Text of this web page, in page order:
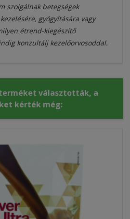
szolgálnak betegségek
gyógyítására vagy
étrend-kiegészítő
konzultálj kezelőorvosoddal.
választották, a
kérték még: